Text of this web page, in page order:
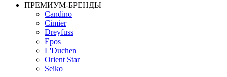
ПРЕМИУМ-БРЕНДЫ
Candino
Cimier
Dreyfuss
Epos
L'Duchen
Orient Star
Seiko